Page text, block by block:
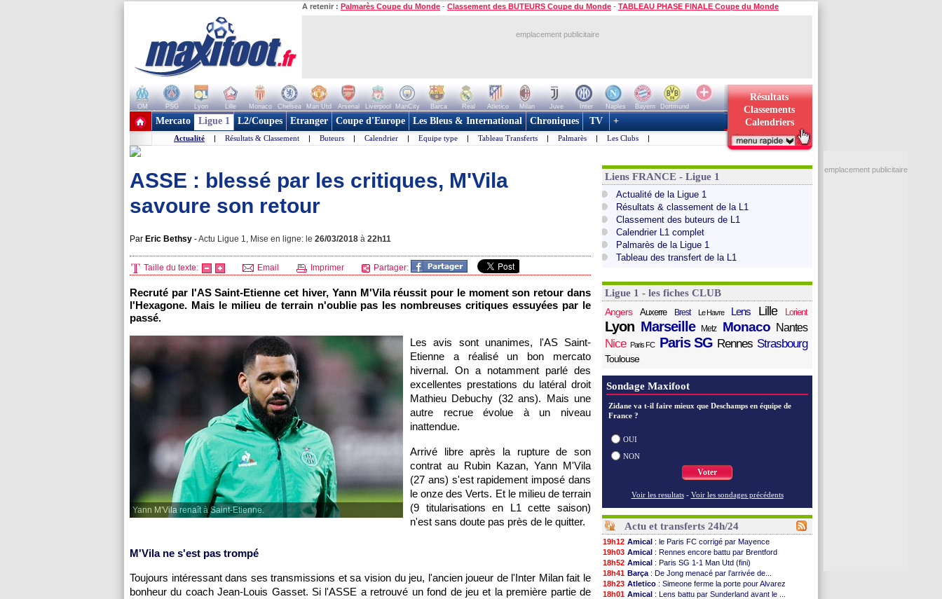
A retenir : Palmarès Coupe du Monde - Classement des BUTEURS Coupe du Monde - TABLEAU PHASE FINALE Coupe du Monde
emplacement publicitaire
OM PSG Lyon Lille Monaco Chelsea Man Utd Arsenal Liverpool ManCity Barca Real Atletico Milan Juve Inter Naples Bayern
Dortmund
+ de clubs
Résultats
Classements
Calendriers
Mercato Ligue 1 L2/Coupes Etranger Coupe d'Europe Les Bleus & International Chroniques TV +
Actualité | Résultats & Classement | Buteurs | Calendrier | Equipe type | Tableau Transferts | Palmarès | Les Clubs |
ASSE : blessé par les critiques, M'Vila
savoure son retour
Par Eric Bethsy -Actu Ligue 1, Mise en ligne: le 26/03/2018 à 22h11
Taille du texte: Email Imprimer Partager:
Recruté par l'AS Saint-Etienne cet hiver, Yann M'Vila réussit pour le moment son retour dans
l'Hexagone. Mais le milieu de terrain n'oublie pas les nombreuses critiques essuyées par le
passé.
Yann M'Vila renaît à Saint-Etienne.
Les avis sont unanimes, l'AS Saint-
Etienne a réalisé un bon mercato
hivernal. On a notamment parlé des
excellentes prestations du latéral droit
Mathieu Debuchy (32 ans). Mais une
autre recrue évolue à un niveau
inattendue.
Arrivé libre après la rupture de son
contrat au Rubin Kazan, Yann M'Vila
(27 ans) s'est rapidement imposé dans
le onze des Verts. Et le milieu de terrain
(9 titularisations en L1 cette saison)
n'est sans doute pas près de le quitter.
M'Vila ne s'est pas trompé
Toujours intéressant dans ses transmissions et sa vision du jeu, l'ancien joueur de l'Inter Milan fait le
bonheur du coach Jean-Louis Gasset. Si l'ASSE a retrouvé un fond de jeu et la première partie de
Liens FRANCE - Ligue 1
Actualité de la Ligue 1
Résultats & classement de la L1
Classement des buteurs de L1
Calendrier L1 complet
Palmarès de la Ligue 1
Tableau des transfert de la L1
Ligue 1 - les fiches CLUB
Angers
Auxerre Brest Le Havre Lens Lille Lorient
Lyon Marseille Metz Monaco Nantes
Nice Paris FC Paris SG Rennes Strasbourg
Toulouse
Sondage Maxifoot
Zidane va t-il faire mieux que Deschamps en équipe de
France ?
OUI
NON
Voter
Voir les resultats - Voir les sondages précédents
Actu et transferts 24h/24
19h12 Amical : le Paris FC corrigé par Mayence
19h03 Amical : Rennes encore battu par Brentford
18h52 Amical : Paris SG 1-1 Man Utd (fini)
18h41 Barça : De Jong menacé par l’arrivée de...
18h23 Atletico : Simeone ferme la porte pour Alvarez
18h01 Amical : Lens battu par Sunderland avant le ...
emplacement publicitaire